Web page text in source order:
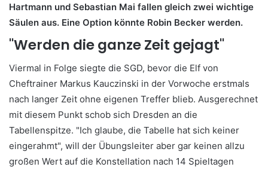
Hartmann und Sebastian Mai fallen gleich zwei wichtige
Säulen aus. Eine Option könnte Robin Becker werden.
"Werden die ganze Zeit gejagt"
Viermal in Folge siegte die SGD, bevor die Elf von
Cheftrainer Markus Kauczinski in der Vorwoche erstmals
nach langer Zeit ohne eigenen Treffer blieb. Ausgerechnet
mit diesem Punkt schob sich Dresden an die
Tabellenspitze. "Ich glaube, die Tabelle hat sich keiner
eingerahmt", will der Übungsleiter aber gar keinen allzu
großen Wert auf die Konstellation nach 14 Spieltagen